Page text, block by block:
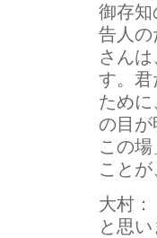
御存知
告人の
さん
す。君
ため
の目が
この
こと
大村：
と思